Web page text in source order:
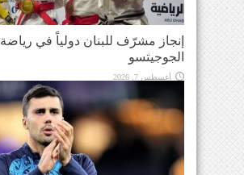
إنجاز مشرّف للبنان دولياً في رياضة
الجوجيتسو
أغسطس 7, 2026